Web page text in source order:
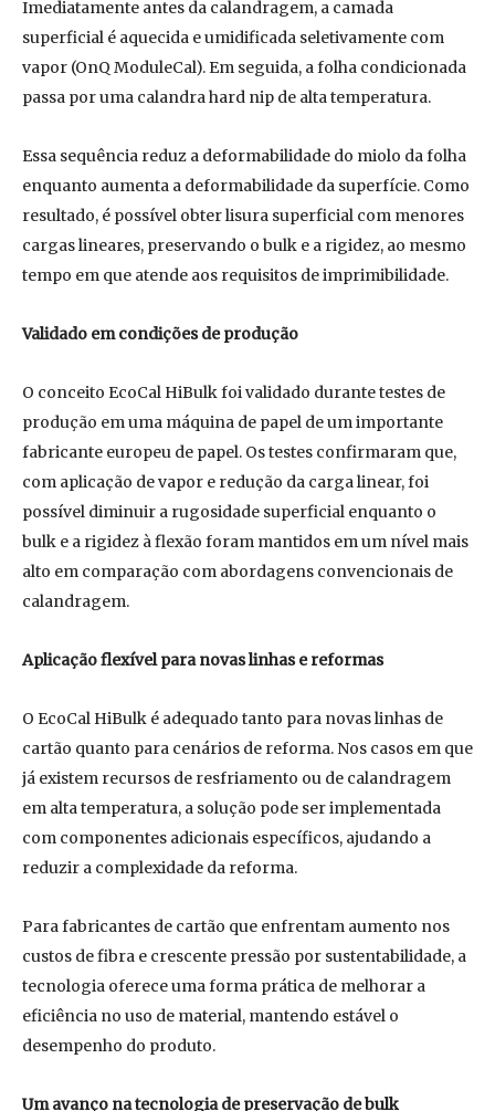
Imediatamente antes da calandragem, a camada
superficial é aquecida e umidificada seletivamente com
vapor (OnQ ModuleCal). Em seguida, a folha condicionada
passa por uma calandra hard nip de alta temperatura.
Essa sequência reduz a deformabilidade do miolo da folha
enquanto aumenta a deformabilidade da superfície. Como
resultado, é possível obter lisura superficial com menores
cargas lineares, preservando o bulk e a rigidez, ao mesmo
tempo em que atende aos requisitos de imprimibilidade.
Validado em condições de produção
O conceito EcoCal HiBulk foi validado durante testes de
produção em uma máquina de papel de um importante
fabricante europeu de papel. Os testes confirmaram que,
com aplicação de vapor e redução da carga linear, foi
possível diminuir a rugosidade superficial enquanto o
bulk e a rigidez à flexão foram mantidos em um nível mais
alto em comparação com abordagens convencionais de
calandragem.
Aplicação flexível para novas linhas e reformas
O EcoCal HiBulk é adequado tanto para novas linhas de
cartão quanto para cenários de reforma. Nos casos em que
já existem recursos de resfriamento ou de calandragem
em alta temperatura, a solução pode ser implementada
com componentes adicionais específicos, ajudando a
reduzir a complexidade da reforma.
Para fabricantes de cartão que enfrentam aumento nos
custos de fibra e crescente pressão por sustentabilidade, a
tecnologia oferece uma forma prática de melhorar a
eficiência no uso de material, mantendo estável o
desempenho do produto.
Um avanço na tecnologia de preservação de bulk